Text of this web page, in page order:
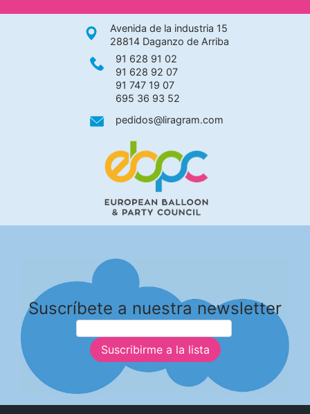
Avenida de la industria 15
28814 Daganzo de Arriba
91 628 91 02
91 628 92 07
91 747 19 07
695 36 93 52
pedidos@liragram.com
Suscríbete a nuestra newsletter
Suscribirme a la lista